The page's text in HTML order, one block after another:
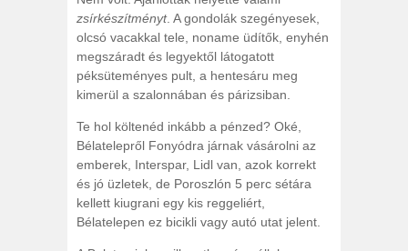
zsírkészítményt. A gondolák szegényesek,
olcsó vacakkal tele, noname üdítők, enyhén
megszáradt és legyektől látogatott
péksüteményes pult, a hentesáru meg
kimerül a szalonnában és párizsiban.
Te hol költenéd inkább a pénzed? Oké,
Bélatelepről Fonyódra járnak vásárolni az
emberek, Interspar, Lidl van, azok korrekt
és jó üzletek, de Poroszlón 5 perc sétára
kellett kiugrani egy kis reggeliért,
Bélatelepen ez bicikli vagy autó utat jelent.